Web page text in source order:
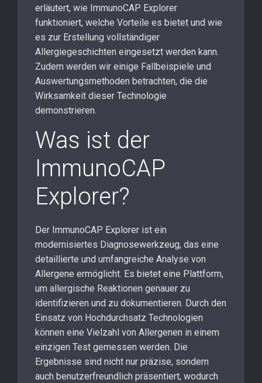
erläutert, wie ImmunoCAP Explorer
funktioniert, welche Vorteile es bietet und wie
es zur Erstellung vollständiger
Allergiegeschichten eingesetzt werden kann.
Zudem werden wir einige Fallbeispiele und
Auswertungsmethoden betrachten, die die
Wirksamkeit dieser Technologie
demonstrieren.
Was ist der
ImmunoCAP
Explorer?
Der ImmunoCAP Explorer ist ein
modernisiertes Diagnosewerkzeug, das eine
detaillierte und umfangreiche Analyse von
Allergene ermöglicht. Es bietet eine Plattform,
um allergische Reaktionen genauer zu
identifizieren und zu dokumentieren. Durch den
Einsatz von Hochdurchsatz Technologien
können eine Vielzahl von Allergenen in einem
einzigen Test gemessen werden. Die
Ergebnisse sind nicht nur präzise, sondern
auch benutzerfreundlich präsentiert, wodurch